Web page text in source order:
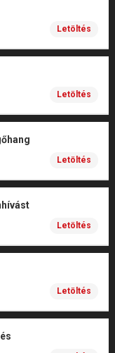
Letöltés
Letöltés
Letöltés
Letöltés
Letöltés